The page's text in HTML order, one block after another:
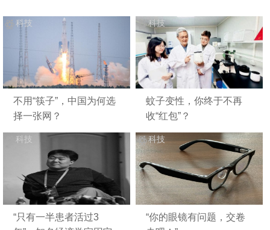
不用“筷子”，中国为何选
择一张网？
科技
蚊子变性，你终于不再
收“红包”？
科技
“只有一半患者活过3
科技
“你的眼镜有问题，交卷
科技